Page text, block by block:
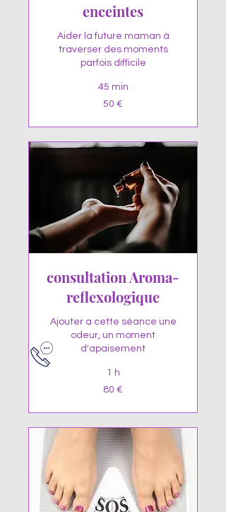
enceintes
Aider la future maman à
traverser des moments
parfois difficile
45 min
50 €
consultation Aroma-
reflexologique
Ajouter a cette séance une
odeur, un moment
d'apaisement
1 h
80 €